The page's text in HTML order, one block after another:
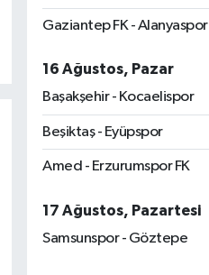
Gaziantep FK - Alanyaspor
16 Ağustos, Pazar
Başakşehir - Kocaelispor
Beşiktaş - Eyüpspor
Amed - Erzurumspor FK
17 Ağustos, Pazartesi
Samsunspor - Göztepe